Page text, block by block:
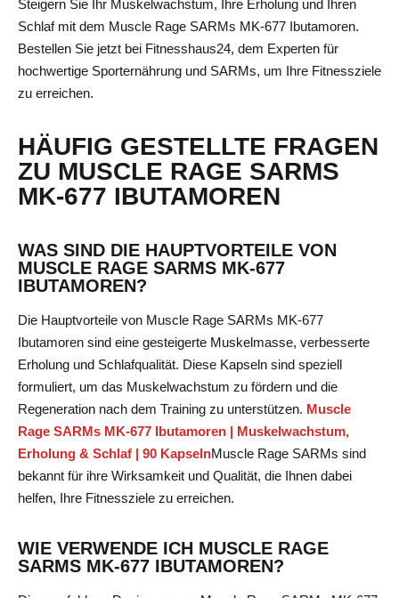
Steigern Sie Ihr Muskelwachstum, Ihre Erholung und Ihren
Schlaf mit dem Muscle Rage SARMs MK-677 Ibutamoren.
Bestellen Sie jetzt bei Fitnesshaus24, dem Experten für
hochwertige Sporternährung und SARMs, um Ihre Fitnessziele
zu erreichen.
HÄUFIG GESTELLTE FRAGEN
ZU MUSCLE RAGE SARMS
MK-677 IBUTAMOREN
WAS SIND DIE HAUPTVORTEILE VON
MUSCLE RAGE SARMS MK-677
IBUTAMOREN?
Die Hauptvorteile von Muscle Rage SARMs MK-677
Ibutamoren sind eine gesteigerte Muskelmasse, verbesserte
Erholung und Schlafqualität. Diese Kapseln sind speziell
formuliert, um das Muskelwachstum zu fördern und die
Regeneration nach dem Training zu unterstützen. Muscle
Rage SARMs MK-677 Ibutamoren | Muskelwachstum,
Erholung & Schlaf | 90 KapselnMuscle Rage SARMs sind
bekannt für ihre Wirksamkeit und Qualität, die Ihnen dabei
helfen, Ihre Fitnessziele zu erreichen.
WIE VERWENDE ICH MUSCLE RAGE
SARMS MK-677 IBUTAMOREN?